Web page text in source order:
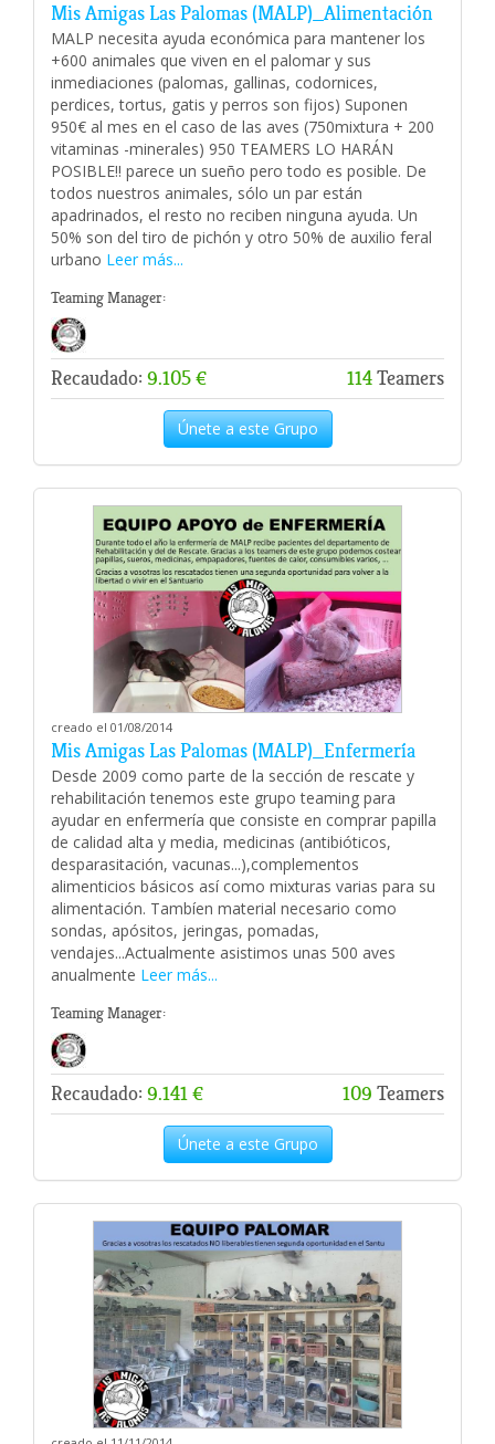
Mis Amigas Las Palomas (MALP)_Alimentación
MALP necesita ayuda económica para mantener los
+600 animales que viven en el palomar y sus
inmediaciones (palomas, gallinas, codornices,
perdices, tortus, gatis y perros son fijos) Suponen
950€ al mes en el caso de las aves (750mixtura + 200
vitaminas -minerales) 950 TEAMERS LO HARÁN
POSIBLE!! parece un sueño pero todo es posible. De
todos nuestros animales, sólo un par están
apadrinados, el resto no reciben ninguna ayuda. Un
50% son del tiro de pichón y otro 50% de auxilio feral
urbano Leer más...
Teaming Manager:
Recaudado: 9.105 € 114Teamers
Únete a este Grupo
creado el 01/08/2014
Mis Amigas Las Palomas (MALP)_Enfermería
Desde 2009 como parte de la sección de rescate y
rehabilitación tenemos este grupo teaming para
ayudar en enfermería que consiste en comprar papilla
de calidad alta y media, medicinas (antibióticos,
desparasitación, vacunas...),complementos
alimenticios básicos así como mixturas varias para su
alimentación. Tambíen material necesario como
sondas, apósitos, jeringas, pomadas,
vendajes...Actualmente asistimos unas 500 aves
anualmente Leer más...
Teaming Manager:
Recaudado: 9.141 € 109 Teamers
Únete a este Grupo